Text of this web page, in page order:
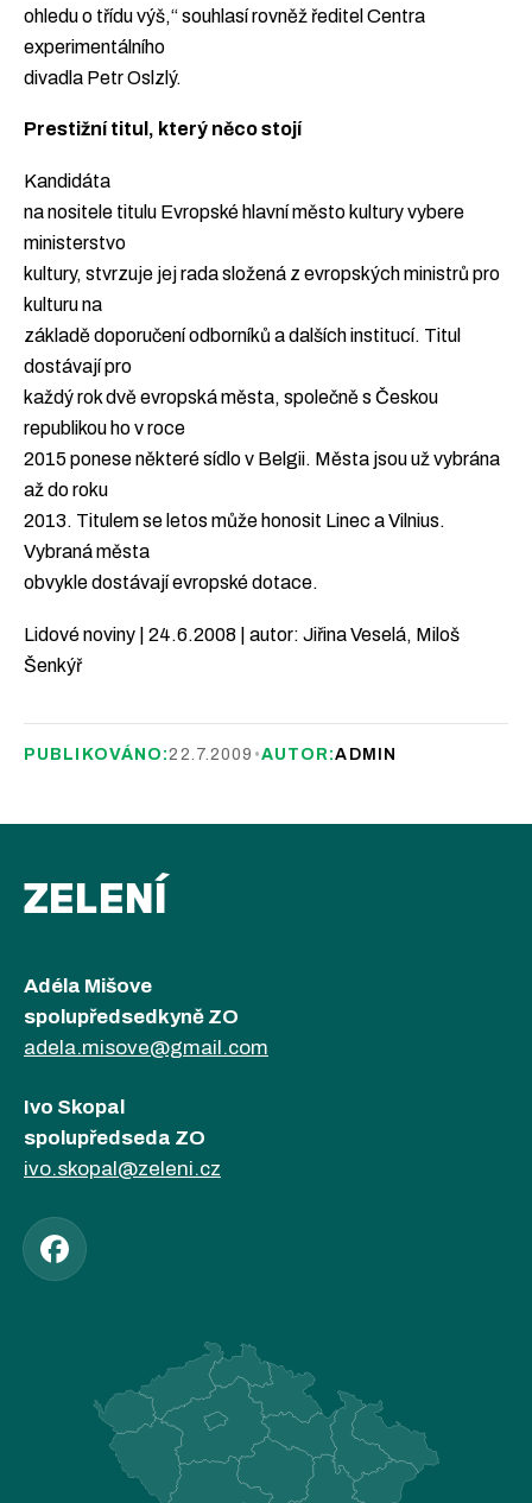
ohledu o třídu výš,“ souhlasí rovněž ředitel Centra
experimentálního
divadla Petr Oslzlý.
Prestižní titul, který něco stojí
Kandidáta
na nositele titulu Evropské hlavní město kultury vybere
ministerstvo
kultury, stvrzuje jej rada složená z evropských ministrů pro
kulturu na
základě doporučení odborníků a dalších institucí. Titul
dostávají pro
každý rok dvě evropská města, společně s Českou
republikou ho v roce
2015 ponese některé sídlo v Belgii. Města jsou už vybrána
až do roku
2013. Titulem se letos může honosit Linec a Vilnius.
Vybraná města
obvykle dostávají evropské dotace.
Lidové noviny | 24.6.2008 | autor: Jiřina Veselá, Miloš
Šenkýř
PUBLIKOVÁNO:22.7.2009 •AUTOR:ADMIN
ZELENÍ
Adéla Mišove
spolupředsedkyně ZO
adela.misove@gmail.com
Ivo Skopal
spolupředseda ZO
ivo.skopal@zeleni.cz